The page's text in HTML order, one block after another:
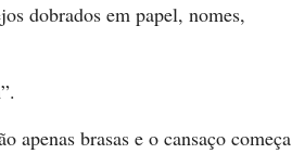
dobrados em papel, nomes,
apenas brasas e o cansaço começa